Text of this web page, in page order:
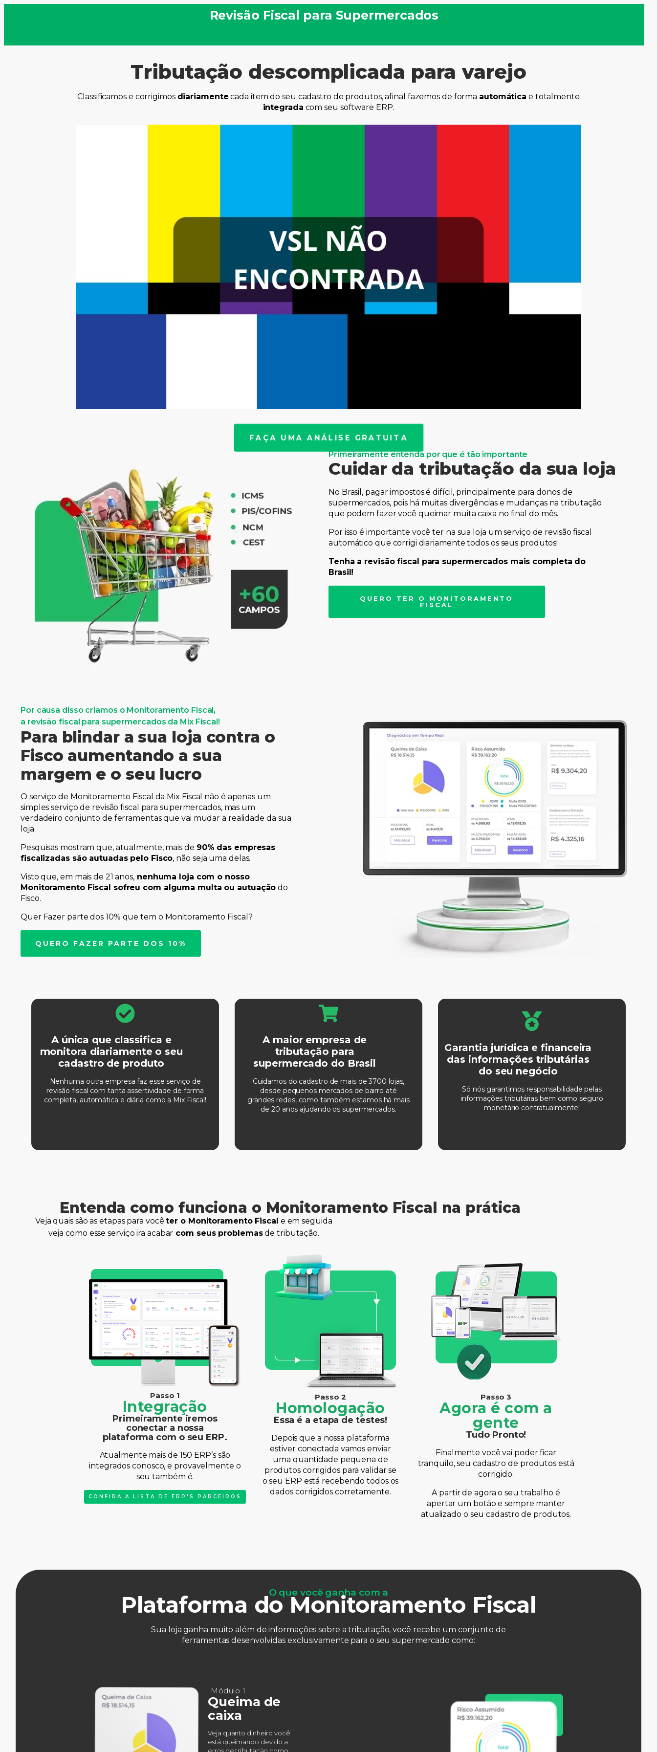
Revisão Fiscal para Supermercados
Tributação descomplicada para varejo
Classificamos e corrigimos diariamente cada item do seu cadastro de produtos, afinal fazemos de forma automática e totalmente
integrada com seu software ERP.
FAÇA UMA ANÁLISE GRATUITA
Primeiramente entenda por que é tão importante
Cuidar da tributação da sua loja
No Brasil, pagar impostos é difícil, principalmente para donos de
supermercados, pois há muitas divergências e mudanças na tributação
que podem fazer você queimar muita caixa no final do mês.
Por isso é importante você ter na sua loja um serviço de revisão fiscal
automático que corrigi diariamente todos os seus produtos!
Tenha a revisão fiscal para supermercados mais completa do
Brasil!
QUERO TER O MONITORAMENTO
FISCAL
Por causa disso criamos o Monitoramento Fiscal,
a revisão fiscal para supermercados da Mix Fiscal!
Para blindar a sua loja contra o
Fisco aumentando a sua
margem e o seu lucro
O serviço de Monitoramento Fiscal da Mix Fiscal não é apenas um
simples serviço de revisão fiscal para supermercados, mas um
verdadeiro conjunto de ferramentas que vai mudar a realidade da sua
loja.
Pesquisas mostram que, atualmente, mais de 90% das empresas
fiscalizadas são autuadas pelo Fisco, não seja uma delas.
Visto que, em mais de 21 anos, nenhuma loja com o nosso
Monitoramento Fiscal sofreu com alguma multa ou autuação do
Fisco.
Quer Fazer parte dos 10% que tem o Monitoramento Fiscal?
QUERO FAZER PARTE DOS 10%
A única que classifica e
monitora diariamente o seu
cadastro de produto
Nenhuma outra empresa faz esse serviço de
revisão fiscal com tanta assertividade de forma
completa, automática e diária como a Mix Fiscal!
A maior empresa de
tributação para
supermercado do Brasil
Cuidamos do cadastro de mais de 3700 lojas,
desde pequenos mercados de bairro até
grandes redes, como também estamos há mais
de 20 anos ajudando os supermercados.
Garantia jurídica e financeira
das informações tributárias
do seu negócio
Só nós garantimos responsabilidade pelas
informações tributárias bem como seguro
monetário contratualmente!
Entenda como funciona o Monitoramento Fiscal na prática
Veja quais são as etapas para vocêter o Monitoramento Fiscal e em seguida
veja como esse serviço ira acabar com seus problemasde tributação.
Passo 1
Integração
Primeiramente iremos
conectar a nossa
plataforma com o seu ERP.
Atualmente mais de 150 ERP’s são
integrados conosco, e provavelmente o
seu também é.
CONFIRA A LISTA DE ERP'S PARCEIROS
Passo 2
Homologação
Essa é a etapa de testes!
Depois que a nossa plataforma
estiver conectada vamos enviar
uma quantidade pequena de
produtos corrigidos para validar se
o seu ERP está recebendo todos os
dados corrigidos corretamente.
Passo 3
Agora é com a
gente
Tudo Pronto!
Finalmente você vai poder ficar
tranquilo, seu cadastro de produtos está
corrigido.
A partir de agora o seu trabalho é
apertar um botão e sempre manter
atualizado o seu cadastro de produtos.
O que você ganha com a
Plataforma do Monitoramento Fiscal
Sua loja ganha muito além de informações sobre a tributação, você recebe um conjunto de
ferramentas desenvolvidas exclusivamente para o seu supermercado como:
Módulo 1
Queima de
caixa
Veja quanto dinheiro você
está queimando devido a
erros de tributação como